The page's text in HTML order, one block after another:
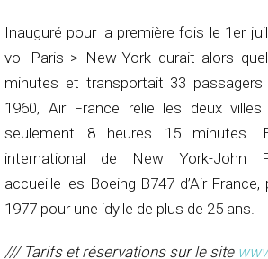
Inauguré pour la première fois le 1er
vol Paris > New-York durait alors
minutes et transportait 33
1960, Air France relie les deux
seulement 8 heures 15 minutes.
international de New York-John
accueille les Boeing B747 d’Air
1977 pour une idylle de plus de 25 ans.
/// Tarifs et réservations sur le site